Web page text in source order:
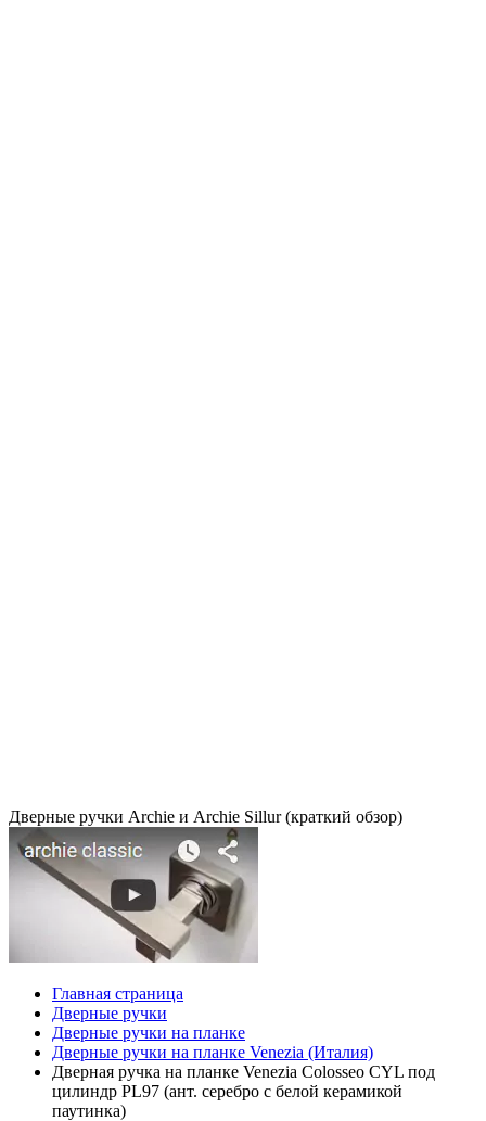
Дверные ручки Archie и Archie Sillur (краткий обзор)
Главная страница
Дверные ручки
Дверные ручки на планке
Дверные ручки на планке Venezia (Италия)
Дверная ручка на планке Venezia Colosseo CYL под
цилиндр PL97 (ант. серебро с белой керамикой
паутинка)